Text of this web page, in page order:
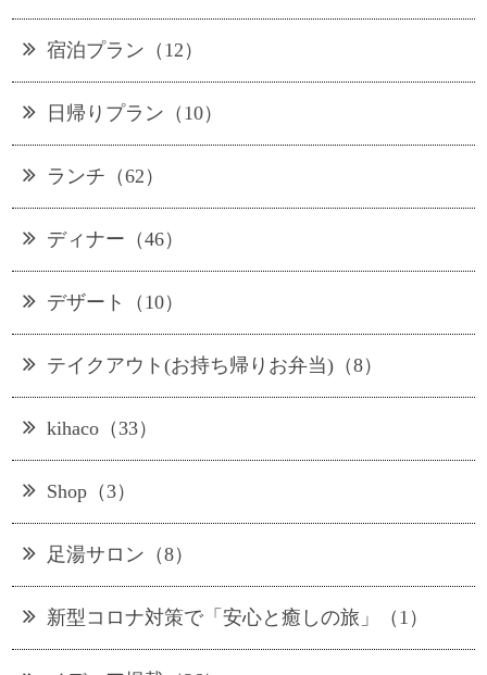
宿泊プラン（12）
日帰りプラン（10）
ランチ（62）
ディナー（46）
デザート（10）
テイクアウト(お持ち帰りお弁当)（8）
kihaco（33）
Shop（3）
足湯サロン（8）
新型コロナ対策で「安心と癒しの旅」（1）